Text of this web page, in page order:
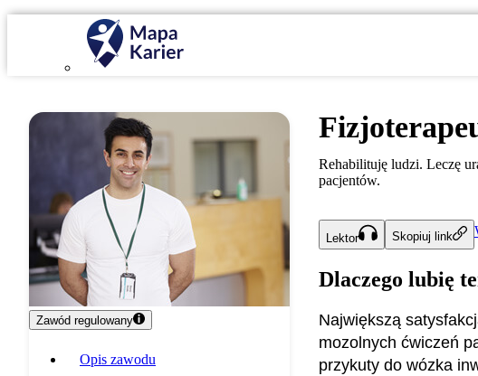
Zawód regulowany
Opis zawodu
Rehabilituję ludzi. Leczę
pacjentów.
Lektor Skopiuj link
Dlaczego lubię
Największą
mozolnych ćwiczeń
przykuty do wózka